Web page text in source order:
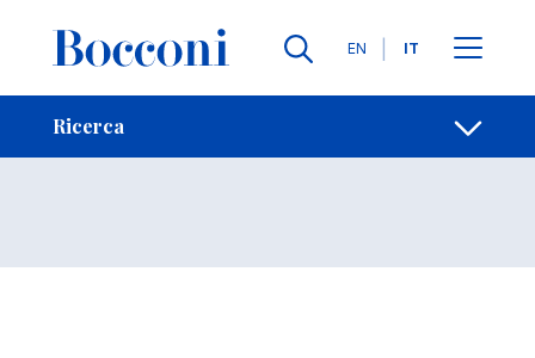
Lingue
EN IT
Ricerca
Briciole di pane
Ricerca